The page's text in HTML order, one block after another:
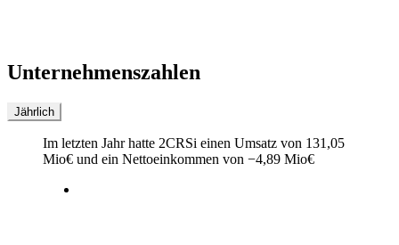
Unternehmenszahlen
Jährlich
Im letzten Jahrhatte 2CRSi einen Umsatz von 131,05
Mio€ und ein Nettoeinkommen von −4,89 Mio€